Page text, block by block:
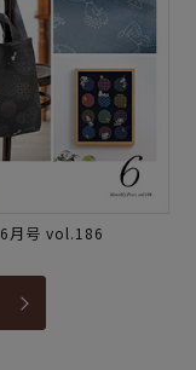
6月号 vol.186